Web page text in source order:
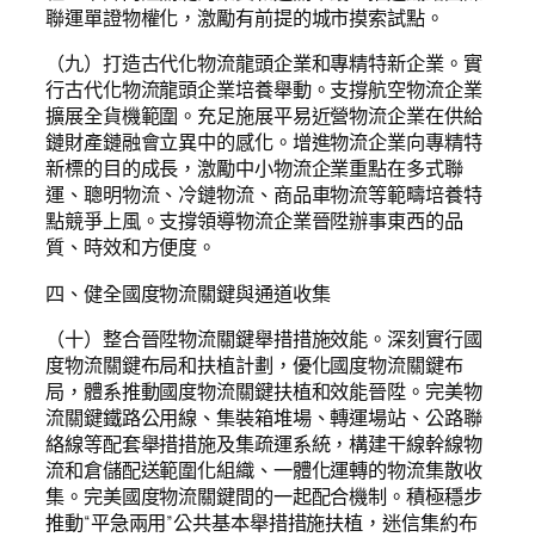
聯運單證物權化，激勵有前提的城市摸索試點。
（九）打造古代化物流龍頭企業和專精特新企業。實
行古代化物流龍頭企業培養舉動。支撐航空物流企業
擴展全貨機範圍。充足施展平易近營物流企業在供給
鏈財產鏈融會立異中的感化。增進物流企業向專精特
新標的目的成長，激勵中小物流企業重點在多式聯
運、聰明物流、冷鏈物流、商品車物流等範疇培養特
點競爭上風。支撐領導物流企業晉陞辦事東西的品
質、時效和方便度。
四、健全國度物流關鍵與通道收集
（十）整合晉陞物流關鍵舉措措施效能。深刻實行國
度物流關鍵布局和扶植計劃，優化國度物流關鍵布
局，體系推動國度物流關鍵扶植和效能晉陞。完美物
流關鍵鐵路公用線、集裝箱堆場、轉運場站、公路聯
絡線等配套舉措措施及集疏運系統，構建干線幹線物
流和倉儲配送範圍化組織、一體化運轉的物流集散收
集。完美國度物流關鍵間的一起配合機制。積極穩步
推動“平急兩用”公共基本舉措措施扶植，迷信集約布